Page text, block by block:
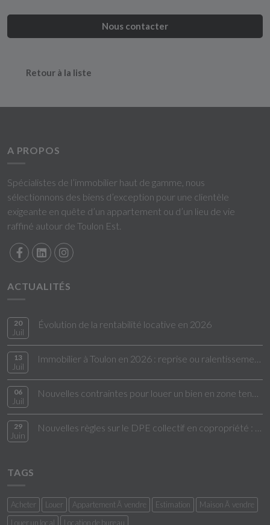
Nous contacter
Retour à la liste
A PROPOS
Spécialistes de l’immobilier haut de gamme, nous
sélectionnons des biens d’exception pour une clientèle
exigeante en quête d’un appartement ou d’un lieu de vie
raffiné autour de Toulon Est.
ACTUALITÉS
20
Juil
Évolution de la rentabilité locative en 2026
13
Juil
06
Juil
29
Juin
TAGS
Acheter Louer Appartement Ã vendre Estimation
Maison Ã vendre
Louer un local
Location de bureau